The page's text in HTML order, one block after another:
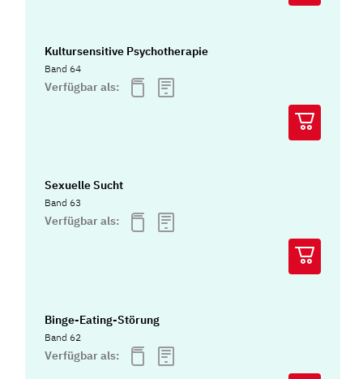
Kultursensitive Psychotherapie
Band 64
Verfügbar als:
Sexuelle Sucht
Band 63
Verfügbar als:
Binge-Eating-Störung
Band 62
Verfügbar als: